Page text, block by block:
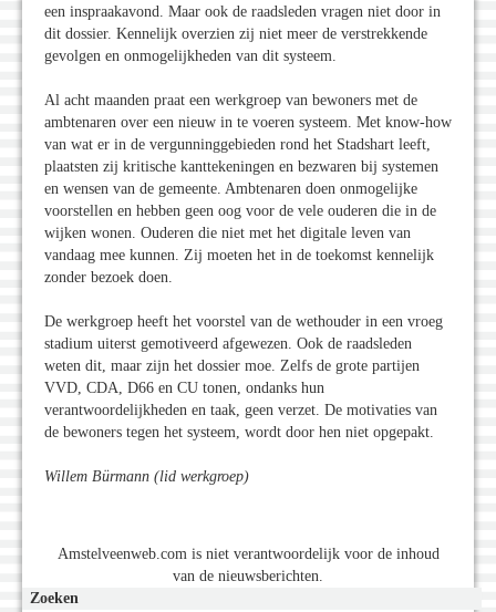
een inspraakavond. Maar ook de raadsleden vragen niet door in
dit dossier. Kennelijk overzien zij niet meer de verstrekkende
gevolgen en onmogelijkheden van dit systeem.
Al acht maanden praat een werkgroep van bewoners met de
ambtenaren over een nieuw in te voeren systeem. Met know-how
van wat er in de vergunninggebieden rond het Stadshart leeft,
plaatsten zij kritische kanttekeningen en bezwaren bij systemen
en wensen van de gemeente. Ambtenaren doen onmogelijke
voorstellen en hebben geen oog voor de vele ouderen die in de
wijken wonen. Ouderen die niet met het digitale leven van
vandaag mee kunnen. Zij moeten het in de toekomst kennelijk
zonder bezoek doen.
De werkgroep heeft het voorstel van de wethouder in een vroeg
stadium uiterst gemotiveerd afgewezen. Ook de raadsleden
weten dit, maar zijn het dossier moe. Zelfs de grote partijen
VVD, CDA, D66 en CU tonen, ondanks hun
verantwoordelijkheden en taak, geen verzet. De motivaties van
de bewoners tegen het systeem, wordt door hen niet opgepakt.
Willem Bürmann (lid werkgroep)
Amstelveenweb.com is niet verantwoordelijk voor de inhoud
van de nieuwsberichten.
Zoeken